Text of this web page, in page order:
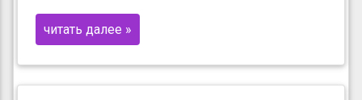
читать далее »